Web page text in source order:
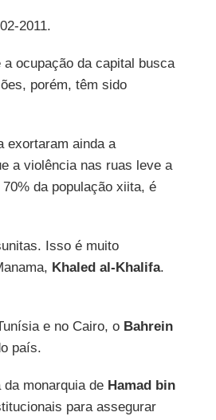
2011.
ocupação da capital busca
porém, têm sido
exortaram ainda a
a violência nas ruas leve a
da população xiita, é
Isso é muito
Khaled al-Khalifa.
e no Cairo, o Bahrein
país.
monarquia de Hamad bin
para assegurar